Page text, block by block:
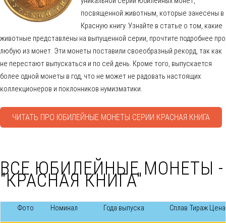
посвященной животным, которые занесены в
Красную книгу. Узнайте в статье о том, какие
животные представлены на выпущенной серии, прочтите подробнее про
любую из монет. Эти монеты поставили своеобразный рекорд, так как
не перестают выпускаться и по сей день. Кроме того, выпускается
более одной монеты в год, что не может не радовать настоящих
коллекционеров и поклонников нумизматики.
ЧИТАТЬ ПРО ЮБИЛЕЙНЫЕ МОНЕТЫ СЕРИИ КРАСНАЯ КНИГА
ВСЕ ЮБИЛЕЙНЫЕ МОНЕТЫ -
"КРАСНАЯ КНИГА"
Фото Номинал Года выпуска Сплав Тираж Цена